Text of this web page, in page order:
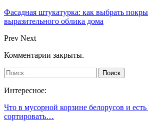
Фасадная штукатурка: как выбрать
выразительного облика дома
Prev Next
Комментарии закрыты.
Интересное:
Что в мусорной корзине белорусов и
сортировать…